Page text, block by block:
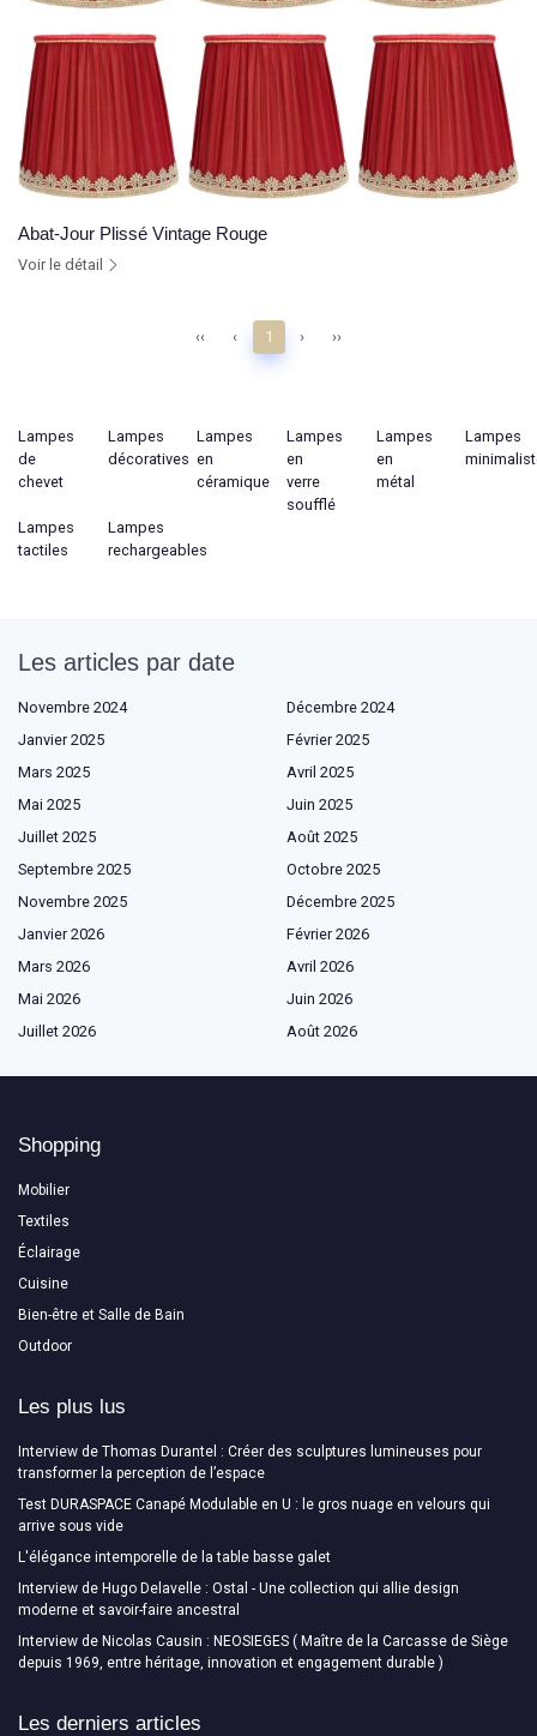
Abat-Jour Plissé Vintage Rouge
Voir le détail
‹‹ ‹ 1 › ››
Lampes
de
chevet
Lampes
décoratives
Lampes
en
céramique
Lampes
en
verre
soufflé
Lampes
en
métal
Lampes
Lampes
tactiles
Lampes
rechargeables
Les articles par date
Novembre 2024
Décembre 2024
Janvier 2025
Février 2025
Mars 2025
Avril 2025
Mai 2025
Juin 2025
Juillet 2025
Août 2025
Septembre 2025
Octobre 2025
Novembre 2025
Décembre 2025
Janvier 2026
Février 2026
Mars 2026
Avril 2026
Mai 2026
Juin 2026
Juillet 2026
Août 2026
Shopping
Mobilier
Textiles
Éclairage
Cuisine
Bien-être et Salle de Bain
Outdoor
Les plus lus
Interview de Thomas Durantel : Créer des sculptures lumineuses pour
transformer la perception de l’espace
Test DURASPACE Canapé Modulable en U : le gros nuage en velours qui
arrive sous vide
L'élégance intemporelle de la table basse galet
Interview de Hugo Delavelle : Ostal - Une collection qui allie design
moderne et savoir-faire ancestral
Interview de Nicolas Causin : NEOSIEGES ( Maître de la Carcasse de Siège
depuis 1969, entre héritage, innovation et engagement durable )
Les derniers articles